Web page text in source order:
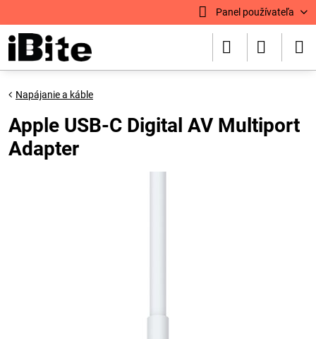
Panel používateľa
Napájanie a káble
Apple USB-C Digital AV Multiport
Adapter